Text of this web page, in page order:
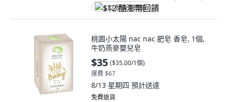
$12 酷澎幣回饋
桃園小太陽 nac nac 肥皂 香皂, 1個,
牛奶燕麥嬰兒皂
$35 ($35.00/1個)
運費 $67
8/13 星期四 預計送達
免費退貨